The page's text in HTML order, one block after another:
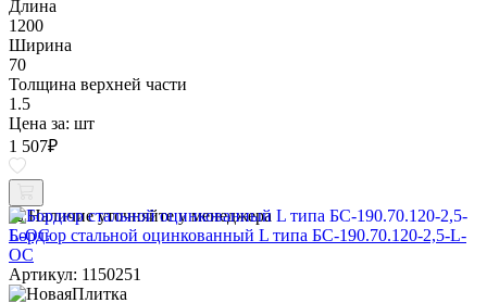
Длина
1200
Ширина
70
Толщина верхней части
1.5
Цена за: шт
1 507₽
Наличие уточняйте у менеджера
Бордюр стальной оцинкованный L типа БС-190.70.120-2,5-L-
ОС
Артикул: 1150251